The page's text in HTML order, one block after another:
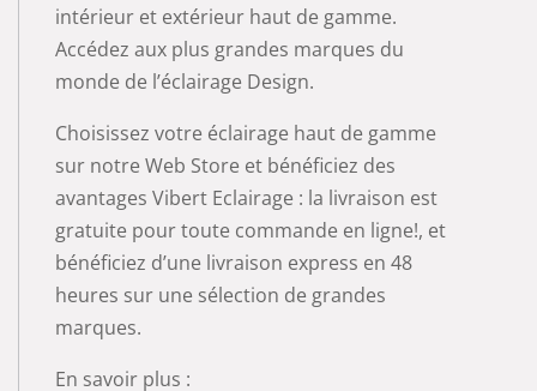
intérieur et extérieur haut de gamme.
Accédez aux plus grandes marques du
monde de l’éclairage Design.
Choisissez votre éclairage haut de gamme
sur notre Web Store et bénéficiez des
avantages Vibert Eclairage : la livraison est
gratuite pour toute commande en ligne!, et
bénéficiez d’une livraison express en 48
heures sur une sélection de grandes
marques.
En savoir plus :